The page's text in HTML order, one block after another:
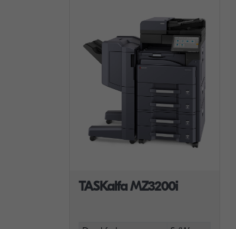
TASKalfa MZ3200i